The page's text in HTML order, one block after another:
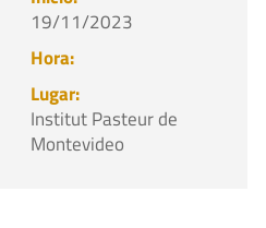
19/11/2023
Institut Pasteur de
Montevideo